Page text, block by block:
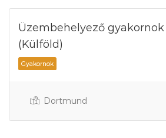
Gyakornok
Üzembehelyező gyakornok
(Külföld)
Dortmund